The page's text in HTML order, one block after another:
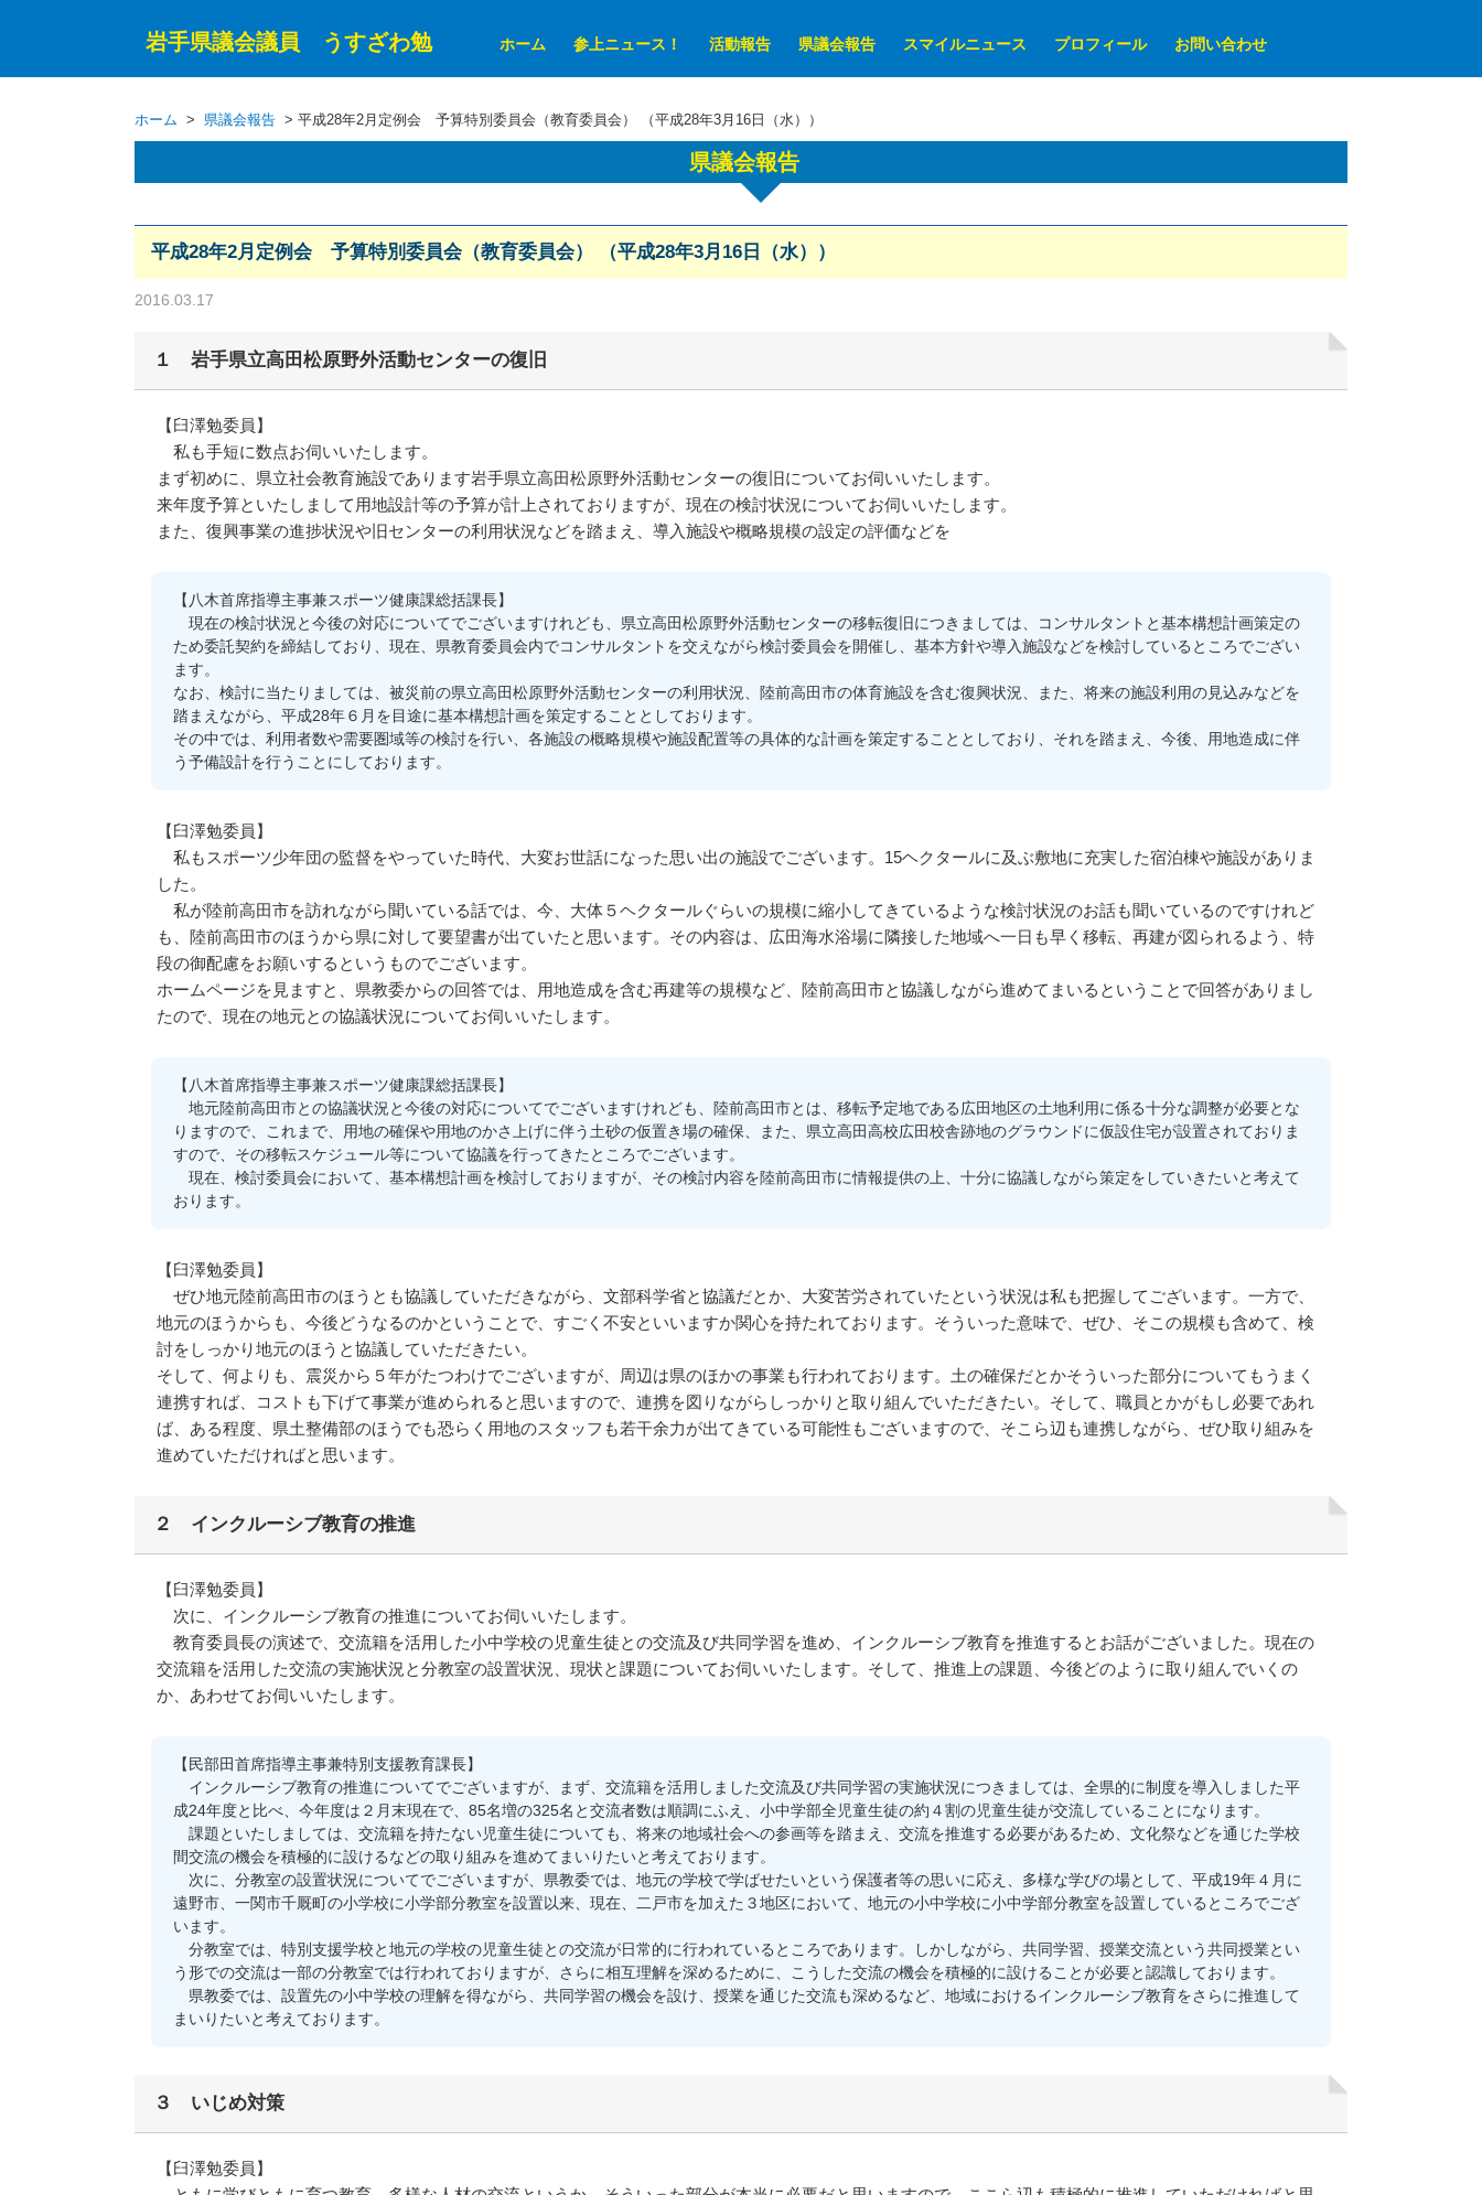
岩手県議会議員 うすざわ勉 ホーム 参上ニュース！ 活動報告 県議会報告 スマイルニュース プロフィール お問い合わせ
ホーム > 県議会報告 > 平成28年2月定例会 予算特別委員会（教育委員会） （平成28年3月16日（水））
県議会報告
平成28年2月定例会 予算特別委員会（教育委員会） （平成28年3月16日（水））
2016.03.17
１ 岩手県立高田松原野外活動センターの復旧
【臼澤勉委員】
私も手短に数点お伺いいたします。
まず初めに、県立社会教育施設であります岩手県立高田松原野外活動センターの復旧についてお伺いいたします。
来年度予算といたしまして用地設計等の予算が計上されておりますが、現在の検討状況についてお伺いいたします。
また、復興事業の進捗状況や旧センターの利用状況などを踏まえ、導入施設や概略規模の設定の評価などを
【八木首席指導主事兼スポーツ健康課総括課長】
現在の検討状況と今後の対応についてでございますけれども、県立高田松原野外活動センターの移転復旧につきましては、コンサルタントと基本構想計画策定の
ため委託契約を締結しており、現在、県教育委員会内でコンサルタントを交えながら検討委員会を開催し、基本方針や導入施設などを検討しているところでござい
ます。
なお、検討に当たりましては、被災前の県立高田松原野外活動センターの利用状況、陸前高田市の体育施設を含む復興状況、また、将来の施設利用の見込みなどを
踏まえながら、平成28年６月を目途に基本構想計画を策定することとしております。
その中では、利用者数や需要圏域等の検討を行い、各施設の概略規模や施設配置等の具体的な計画を策定することとしており、それを踏まえ、今後、用地造成に伴
う予備設計を行うことにしております。
【臼澤勉委員】
私もスポーツ少年団の監督をやっていた時代、大変お世話になった思い出の施設でございます。15ヘクタールに及ぶ敷地に充実した宿泊棟や施設がありま
した。
私が陸前高田市を訪れながら聞いている話では、今、大体５ヘクタールぐらいの規模に縮小してきているような検討状況のお話も聞いているのですけれど
も、陸前高田市のほうから県に対して要望書が出ていたと思います。その内容は、広田海水浴場に隣接した地域へ一日も早く移転、再建が図られるよう、特
段の御配慮をお願いするというものでございます。
ホームページを見ますと、県教委からの回答では、用地造成を含む再建等の規模など、陸前高田市と協議しながら進めてまいるということで回答がありまし
たので、現在の地元との協議状況についてお伺いいたします。
【八木首席指導主事兼スポーツ健康課総括課長】
地元陸前高田市との協議状況と今後の対応についてでございますけれども、陸前高田市とは、移転予定地である広田地区の土地利用に係る十分な調整が必要とな
りますので、これまで、用地の確保や用地のかさ上げに伴う土砂の仮置き場の確保、また、県立高田高校広田校舎跡地のグラウンドに仮設住宅が設置されておりま
すので、その移転スケジュール等について協議を行ってきたところでございます。
現在、検討委員会において、基本構想計画を検討しておりますが、その検討内容を陸前高田市に情報提供の上、十分に協議しながら策定をしていきたいと考えて
おります。
【臼澤勉委員】
ぜひ地元陸前高田市のほうとも協議していただきながら、文部科学省と協議だとか、大変苦労されていたという状況は私も把握してございます。一方で、
地元のほうからも、今後どうなるのかということで、すごく不安といいますか関心を持たれております。そういった意味で、ぜひ、そこの規模も含めて、検
討をしっかり地元のほうと協議していただきたい。
そして、何よりも、震災から５年がたつわけでございますが、周辺は県のほかの事業も行われております。土の確保だとかそういった部分についてもうまく
連携すれば、コストも下げて事業が進められると思いますので、連携を図りながらしっかりと取り組んでいただきたい。そして、職員とかがもし必要であれ
ば、ある程度、県土整備部のほうでも恐らく用地のスタッフも若干余力が出てきている可能性もございますので、そこら辺も連携しながら、ぜひ取り組みを
進めていただければと思います。
２ インクルーシブ教育の推進
【臼澤勉委員】
次に、インクルーシブ教育の推進についてお伺いいたします。
教育委員長の演述で、交流籍を活用した小中学校の児童生徒との交流及び共同学習を進め、インクルーシブ教育を推進するとお話がございました。現在の
交流籍を活用した交流の実施状況と分教室の設置状況、現状と課題についてお伺いいたします。そして、推進上の課題、今後どのように取り組んでいくの
か、あわせてお伺いいたします。
【民部田首席指導主事兼特別支援教育課長】
インクルーシブ教育の推進についてでございますが、まず、交流籍を活用しました交流及び共同学習の実施状況につきましては、全県的に制度を導入しました平
成24年度と比べ、今年度は２月末現在で、85名増の325名と交流者数は順調にふえ、小中学部全児童生徒の約４割の児童生徒が交流していることになります。
課題といたしましては、交流籍を持たない児童生徒についても、将来の地域社会への参画等を踏まえ、交流を推進する必要があるため、文化祭などを通じた学校
間交流の機会を積極的に設けるなどの取り組みを進めてまいりたいと考えております。
次に、分教室の設置状況についてでございますが、県教委では、地元の学校で学ばせたいという保護者等の思いに応え、多様な学びの場として、平成19年４月に
遠野市、一関市千厩町の小学校に小学部分教室を設置以来、現在、二戸市を加えた３地区において、地元の小中学校に小中学部分教室を設置しているところでござ
います。
分教室では、特別支援学校と地元の学校の児童生徒との交流が日常的に行われているところであります。しかしながら、共同学習、授業交流という共同授業とい
う形での交流は一部の分教室では行われておりますが、さらに相互理解を深めるために、こうした交流の機会を積極的に設けることが必要と認識しております。
県教委では、設置先の小中学校の理解を得ながら、共同学習の機会を設け、授業を通じた交流も深めるなど、地域におけるインクルーシブ教育をさらに推進して
まいりたいと考えております。
３ いじめ対策
【臼澤勉委員】